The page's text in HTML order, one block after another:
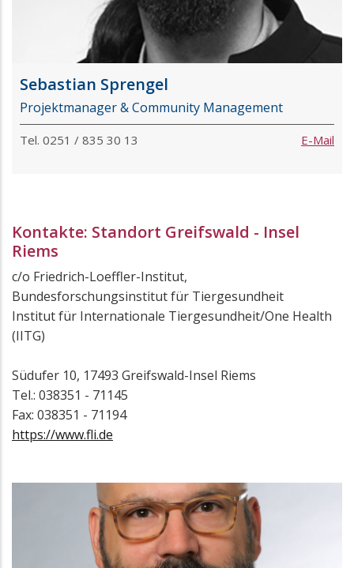
Sebastian Sprengel
Projektmanager & Community Management
Tel. 0251 / 835 30 13 E-Mail
Kontakte: Standort Greifswald - Insel
Riems
c/o Friedrich-Loeffler-Institut,
Bundesforschungsinstitut für Tiergesundheit
Institut für Internationale Tiergesundheit/One Health
(IITG)
Südufer 10, 17493 Greifswald-Insel Riems
Tel.: 038351 - 71145
Fax: 038351 - 71194
https://www.fli.de